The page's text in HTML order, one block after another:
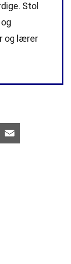
Stol
og lærer